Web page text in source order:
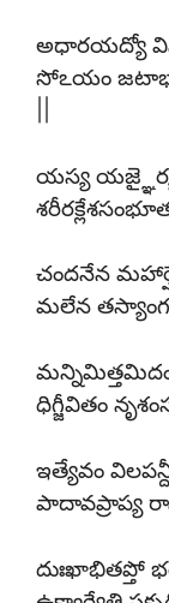
అధారయద్యో
సోఽయం
యస్య
చందనేన
మలేన
మన్నిమిత్తమిదం
ధిగ్జీవితం
ఇత్యేవం
పాదావప్రాప్య
దుఃఖాభితప్తో